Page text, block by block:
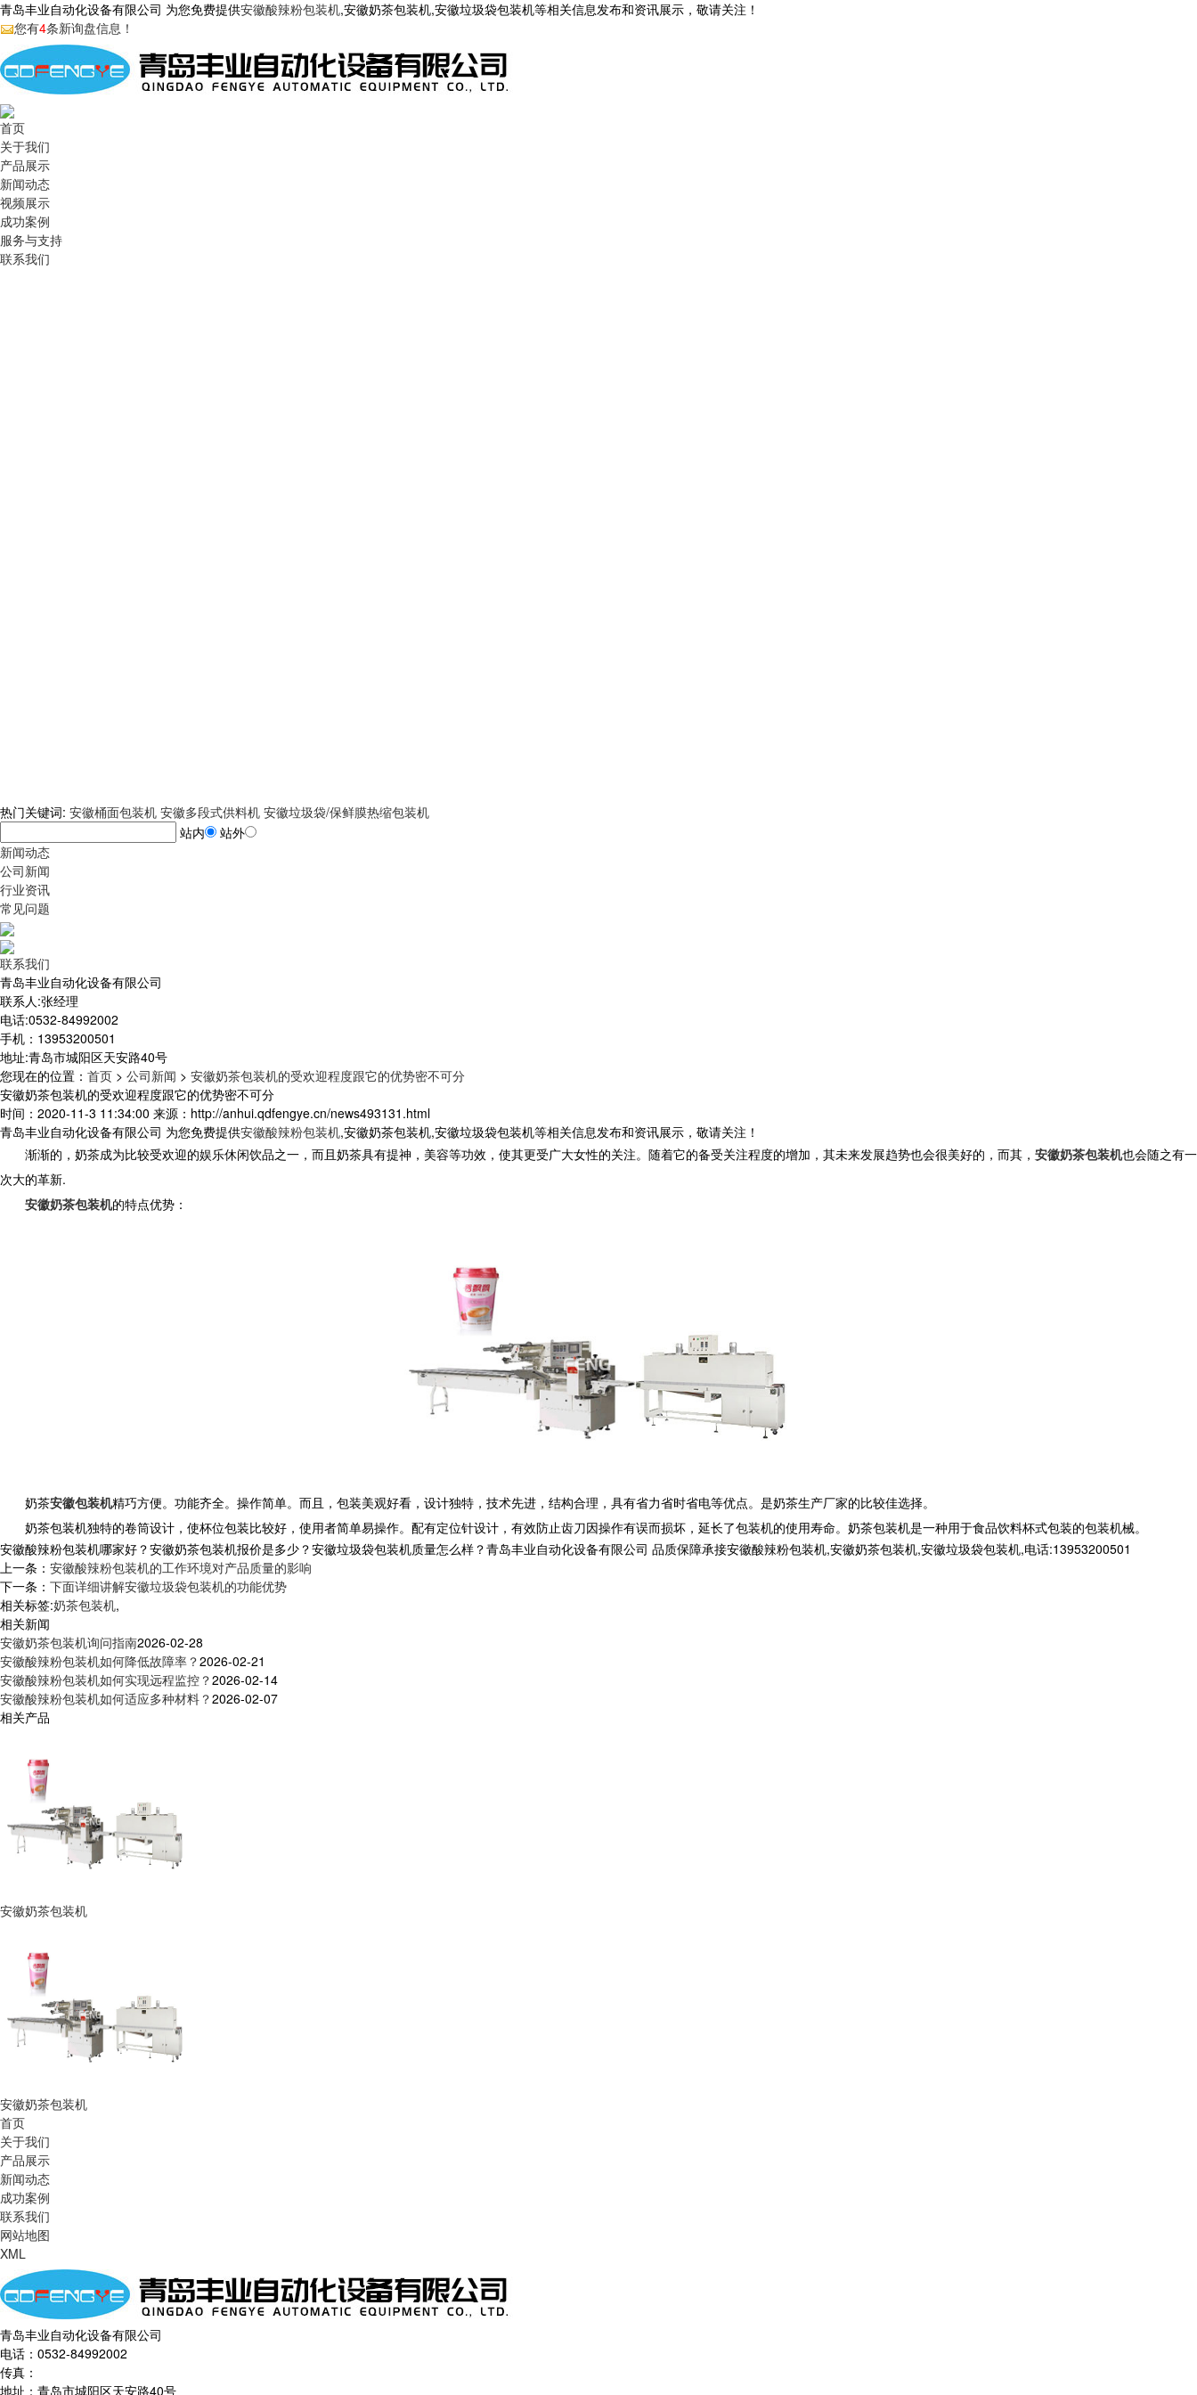
青岛丰业自动化设备有限公司 为您免费提供安徽酸辣粉包装机,安徽奶茶包装机,安徽垃圾袋包装机等相关信息发布和资讯展示，敬请关注！
您有4条新询盘信息！
首页
关于我们
产品展示
新闻动态
视频展示
成功案例
服务与支持
联系我们
热门关键词: 安徽桶面包装机 安徽多段式供料机 安徽垃圾袋/保鲜膜热缩包装机
站内
站外
新闻动态
公司新闻
行业资讯
常见问题
联系我们
青岛丰业自动化设备有限公司
联系人:张经理
电话:0532-84992002
手机：13953200501
地址:青岛市城阳区天安路40号
您现在的位置 ： 首页 > 公司新闻 > 安徽奶茶包装机的受欢迎程度跟它的优势密不可分
安徽奶茶包装机的受欢迎程度跟它的优势密不可分
时间：2020-11-3 11:34:00 来源：http://anhui.qdfengye.cn/news493131.html
青岛丰业自动化设备有限公司 为您免费提供安徽酸辣粉包装机,安徽奶茶包装机,安徽垃圾袋包装机等相关信息发布和资讯展示，敬请关注！
渐渐的，奶茶成为比较受欢迎的娱乐休闲饮品之一，而且奶茶具有提神，美容等功效，使其更受广大女性的关注。随着它的备受关注程度的增加，其未来发展趋势也会很美好的，而其， 安徽奶茶包装机也会随之有一
次大的革新.
安徽奶茶包装机的特点优势：
奶茶安徽包装机精巧方便。功能齐全。操作简单。而且，包装美观好看，设计独特，技术先进，结构合理，具有省力省时省电等优点。是奶茶生产厂家的比较佳选择。
奶茶包装机独特的卷筒设计，使杯位包装比较好，使用者简单易操作。配有定位针设计，有效防止齿刀因操作有误而损坏，延长了包装机的使用寿命。奶茶包装机是一种用于食品饮料杯式包装的包装机械。
安徽酸辣粉包装机哪家好？安徽奶茶包装机报价是多少？安徽垃圾袋包装机质量怎么样？青岛丰业自动化设备有限公司 品质保障承接安徽酸辣粉包装机,安徽奶茶包装机,安徽垃圾袋包装机,电话:13953200501
上一条： 安徽酸辣粉包装机的工作环境对产品质量的影响
下一条： 下面详细讲解安徽垃圾袋包装机的功能优势
相关标签:奶茶包装机,
相关新闻
安徽奶茶包装机询问指南2026-02-28
安徽酸辣粉包装机如何降低故障率？2026-02-21
安徽酸辣粉包装机如何实现远程监控？2026-02-14
安徽酸辣粉包装机如何适应多种材料？2026-02-07
相关产品
安徽奶茶包装机
安徽奶茶包装机
首页
关于我们
产品展示
新闻动态
成功案例
联系我们
网站地图
XML
青岛丰业自动化设备有限公司
电话：0532-84992002
传真：
地址：青岛市城阳区天安路40号